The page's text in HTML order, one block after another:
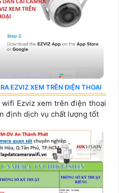
EZVIZ XEM TRÊN ĐIỆN THOẠI
Ezviz xem trên điện thoại
định dịch vụ chất lượng tốt